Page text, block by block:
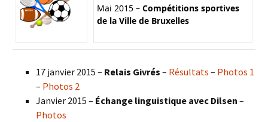
Mai 2015 – Compétitions sportives
de la Ville de Bruxelles
17 janvier 2015 – Relais Givrés – Résultats – Photos 1
– Photos 2
Janvier 2015 – Échange linguistique avec Dilsen –
Photos